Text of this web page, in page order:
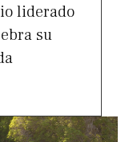
liderado
su